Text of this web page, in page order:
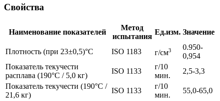
Свойства
Наименование показателей
Метод
испытания
Ед.изм. Значение
Плотность (при 23±0,5)°C ISO 1183 г/см3
0.950-
0,954
Показатель текучести
расплава (190°C / 5,0 кг)
ISO 1133
г/10
мин.
2,5-3,3
Показатель текучести (190°C /
21,6 кг)
ISO 1133
г/10
мин.
55,0-65,0